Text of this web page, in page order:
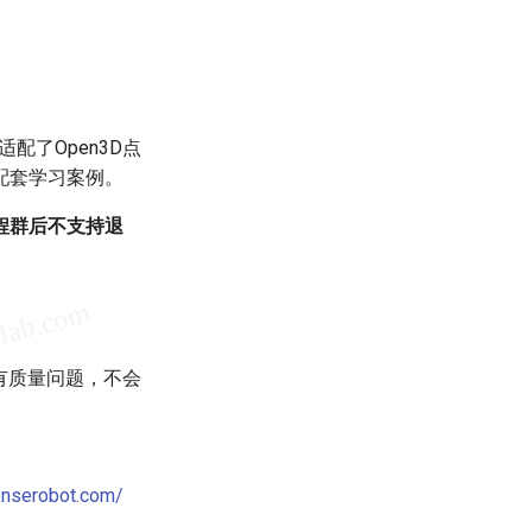
配了Open3D点
学习案例。
群后不支持退
质量问题，不会